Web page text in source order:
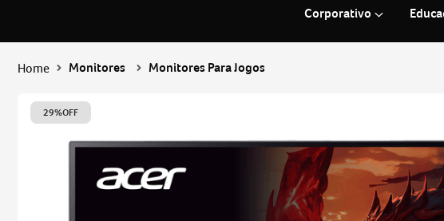
nitro v15
phn16-73-76h8
Corporativo
Monitores Monitores Para Jogos
29%OFF